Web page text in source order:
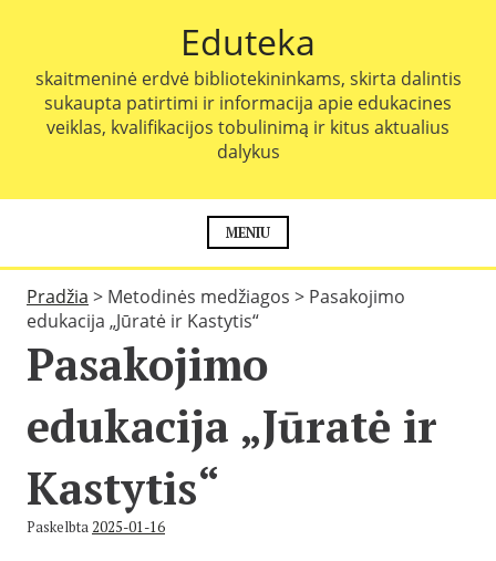
r
Eduteka
skaitmeninė erdvė bibliotekininkams, skirta dalintis
sukaupta patirtimi ir informacija apie edukacines
veiklas, kvalifikacijos tobulinimą ir kitus aktualius
dalykus
MENIU
Pradžia > Metodinės medžiagos > Pasakojimo
edukacija „Jūratė ir Kastytis“
Pasakojimo
edukacija „Jūratė ir
Kastytis“
Paskelbta 2025-01-16